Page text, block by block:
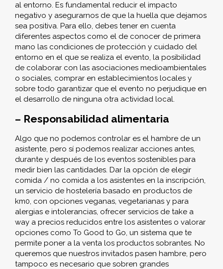
al entorno. Es fundamental reducir el impacto
negativo y asegurarnos de que la huella que dejamos
sea positiva. Para ello, debes tener en cuenta
diferentes aspectos como el de conocer de primera
mano las condiciones de protección y cuidado del
entorno en el que se realiza el evento, la posibilidad
de colaborar con las asociaciones medioambientales
o sociales, comprar en establecimientos locales y
sobre todo garantizar que el evento no perjudique en
el desarrollo de ninguna otra actividad local.
– Responsabilidad alimentaria
Algo que no podemos controlar es el hambre de un
asistente, pero sí podemos realizar acciones antes,
durante y después de los eventos sostenibles para
medir bien las cantidades. Dar la opción de elegir
comida / no comida a los asistentes en la inscripción,
un servicio de hostelería basado en productos de
km0, con opciones veganas, vegetarianas y para
alergias e intolerancias, ofrecer servicios de take a
way a precios reducidos entre los asistentes o valorar
opciones como To Good to Go, un sistema que te
permite poner a la venta los productos sobrantes. No
queremos que nuestros invitados pasen hambre, pero
tampoco es necesario que sobren grandes